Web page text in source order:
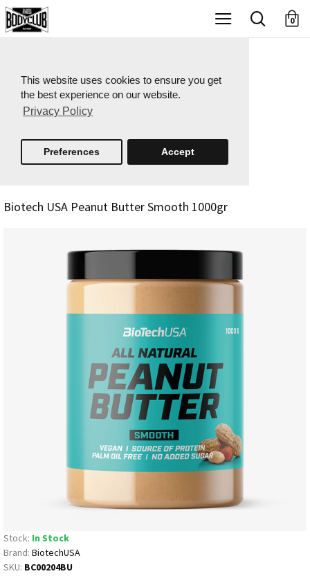
This website uses cookies to ensure you get
the best experience on our website.
Privacy Policy
X
Preferences Accept
0
Biotech USA Peanut Butter Smooth 1000gr
Stock: In Stock
Brand: BiotechUSA
SKU: BC00204BU